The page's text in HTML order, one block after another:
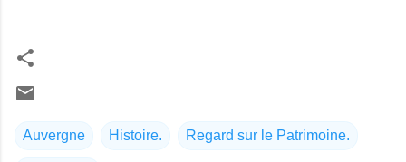
Auvergne Histoire. Regard sur le Patrimoine.